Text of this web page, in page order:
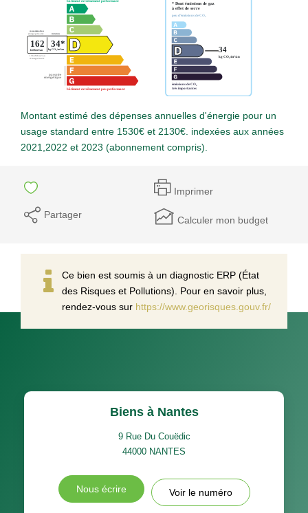
Montant estimé des dépenses annuelles d'énergie pour un
usage standard entre 1530€ et 2130€. indexées aux années
2021,2022 et 2023 (abonnement compris).
Imprimer
Partager Calculer mon budget
Ce bien est soumis à un diagnostic ERP (État
des Risques et Pollutions). Pour en savoir plus,
rendez-vous sur https://www.georisques.gouv.fr/
Biens à Nantes
9 Rue Du Couëdic
44000 NANTES
Nous écrire Voir le numéro